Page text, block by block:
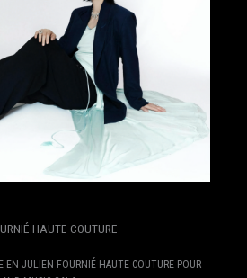
HAUTE COUTURE
JULIEN FOURNIÉ HAUTE COUTURE POUR